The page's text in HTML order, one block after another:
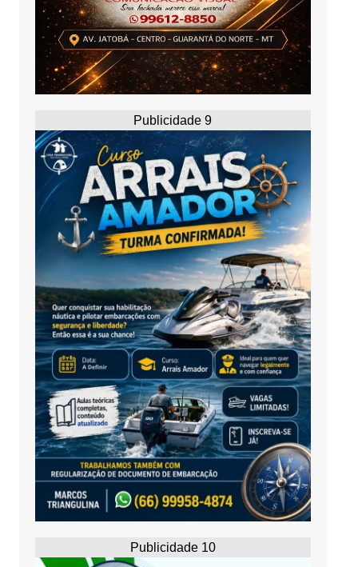
Publicidade 9
Publicidade 10